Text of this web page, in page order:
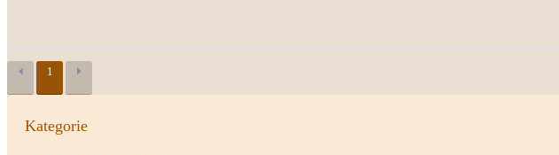
1
Kategorie